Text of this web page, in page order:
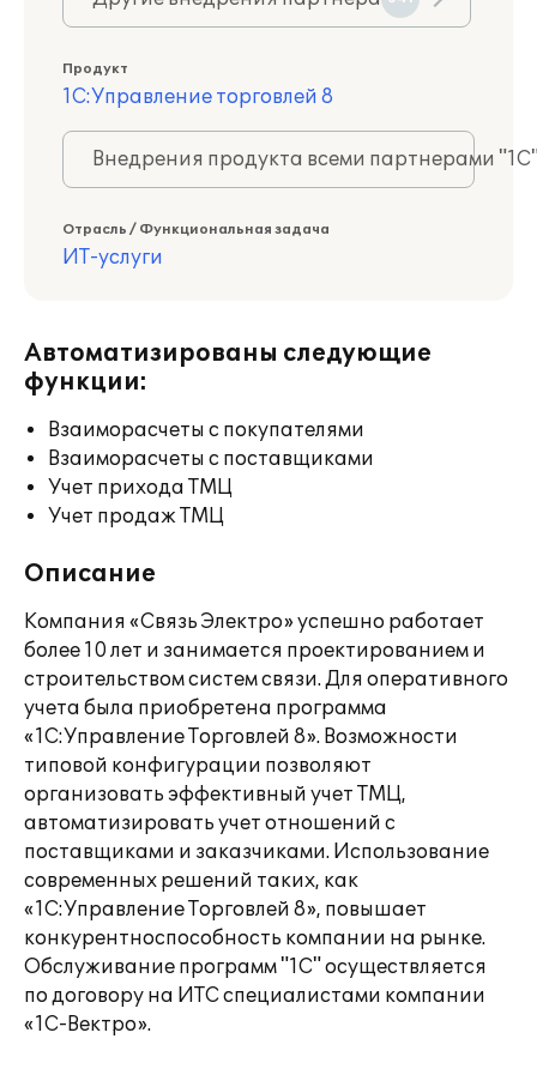
Продукт
1С:Управление торговлей 8
Внедрения продукта всеми партнерами
Отрасль / Функциональная задача
ИТ-услуги
Автоматизированы следующие
функции:
Взаиморасчеты с покупателями
Взаиморасчеты с поставщиками
Учет прихода ТМЦ
Учет продаж ТМЦ
Описание
Компания «Связь Электро» успешно работает
более 10 лет и занимается проектированием и
строительством систем связи. Для оперативного
учета была приобретена программа
«1С:Управление Торговлей 8». Возможности
типовой конфигурации позволяют
организовать эффективный учет ТМЦ,
автоматизировать учет отношений с
поставщиками и заказчиками. Использование
современных решений таких, как
«1С:Управление Торговлей 8», повышает
конкурентноспособность компании на рынке.
Обслуживание программ "1С" осуществляется
по договору на ИТС специалистами компании
«1С-Вектро».